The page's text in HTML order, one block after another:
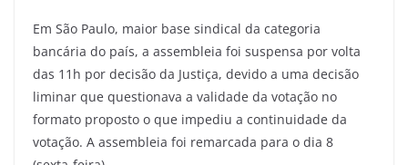
Em São Paulo, maior base sindical da categoria
bancária do país, a assembleia foi suspensa por volta
das 11h por decisão da Justiça, devido a uma decisão
liminar que questionava a validade da votação no
formato proposto o que impediu a continuidade da
votação. A assembleia foi remarcada para o dia 8